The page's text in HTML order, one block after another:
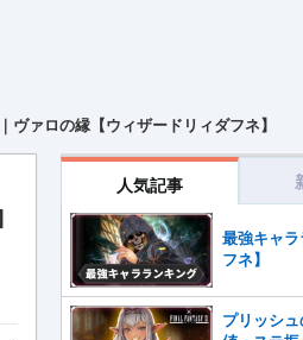
ァロの縁【ウィザードリィダフネ】
人気記事
最強キャ
フネ】
プリッシ